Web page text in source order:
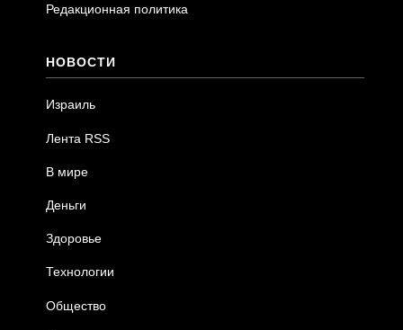
Редакционная политика
НОВОСТИ
Израиль
Лента RSS
В мире
Деньги
Здоровье
Технологии
Общество